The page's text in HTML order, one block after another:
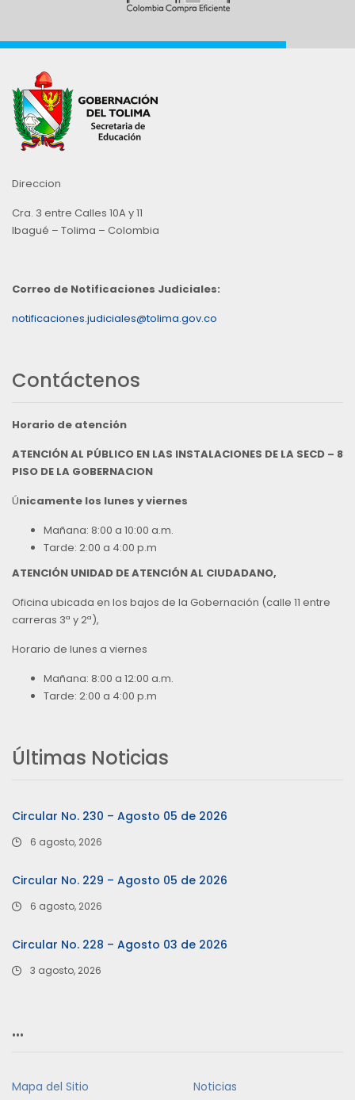
Direccion
Cra. 3 entre Calles 10A y 11
Ibagué – Tolima – Colombia
Correo de Notificaciones Judiciales:
notificaciones.judiciales@tolima.gov.co
Contáctenos
Horario de atención
ATENCIÓN AL PÚBLICO EN LAS INSTALACIONES DE LA SECD – 8
PISO DE LA GOBERNACION
Únicamente los lunes y viernes
Mañana: 8:00 a 10:00 a.m.
Tarde: 2:00 a 4:00 p.m
ATENCIÓN UNIDAD DE ATENCIÓN AL CIUDADANO,
Oficina ubicada en los bajos de la Gobernación (calle 11 entre
carreras 3ª y 2ª),
Horario de lunes a viernes
Mañana: 8:00 a 12:00 a.m.
Tarde: 2:00 a 4:00 p.m
Últimas Noticias
Circular No. 230 – Agosto 05 de 2026
6 agosto, 2026
Circular No. 229 – Agosto 05 de 2026
6 agosto, 2026
Circular No. 228 – Agosto 03 de 2026
3 agosto, 2026
…
Mapa del Sitio Noticias